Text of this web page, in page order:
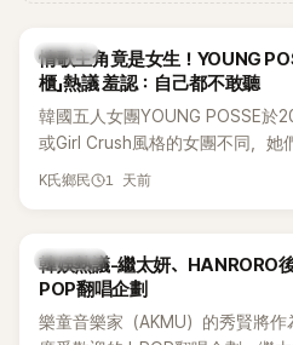
K-POP
情歌主角竟是女生！YOUNG
櫃」熱議 羞認：自己都不敢聽
韓國五人女團YOUNG POSSE於
或Girl Crush風格的女團不同，她
創Rap及成員親自參與創作為特
為第五代女團中極具辨識度的新生
K氏鄉民 1 天前
熱議討論
韓娛熱議-繼太妍、HANRORO
POP翻唱企劃
樂童音樂家（AKMU）的秀賢將